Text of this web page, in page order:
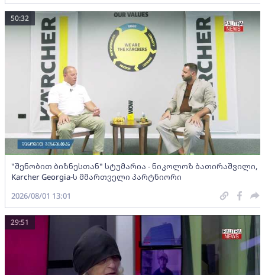
"შენობით ბიზნესთან" სტუმარია - ნიკოლოზ ბათირაშვილი,
Karcher Georgia-ს მმართველი პარტნიორი
50:32
2026/08/01 13:01
29:51